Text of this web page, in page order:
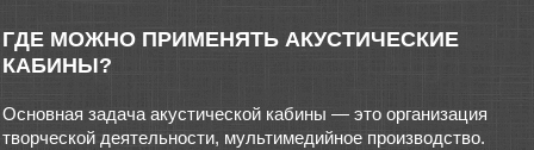
ГДЕ МОЖНО ПРИМЕНЯТЬ АКУСТИЧЕСКИЕ
КАБИНЫ?
Основная задача акустической кабины — это организация
творческой деятельности, мультимедийное производство.